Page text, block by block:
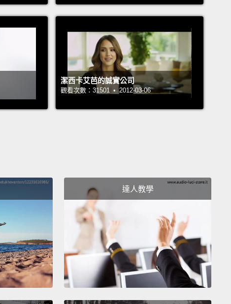
forward, and the food comes. The waiter goes on
"We are proud to present this farm-to-table
posh and fancy blah, blah, blah, with a
of blah, blah, blah."
，快轉，食物來了。服務生繼續告訴我：「我們很自豪地
上這道農場直送食材的什麼什麼的，高級豪華什麼什麼
菜是什麼什麼的。」
through his eyes.
起來是很好吃啦；但我就是覺得少了些什麼。所以我手
包，拿出唯一一個可以讓我覺得完整的東西。在那一
個世界都停了。服務生的眼神在尖叫。
my idea.
Do you want to do it?
潔西卡艾芭的誠實公司
觀看次數：31501 • 2012-03-06
達人教學